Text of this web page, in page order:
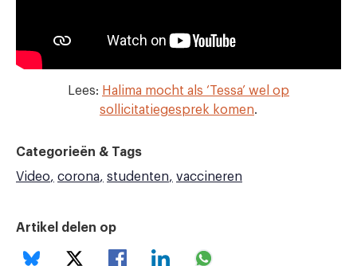
Lees: Halima mocht als ‘Tessa’ wel op
sollicitatiegesprek komen.
Categorieën & Tags
Video
corona studenten vaccineren
Artikel delen op